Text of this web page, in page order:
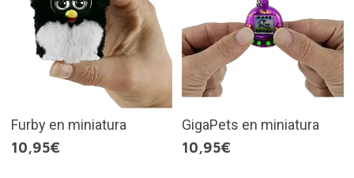
Furby en miniatura
10,95€
GigaPets en miniatura
10,95€